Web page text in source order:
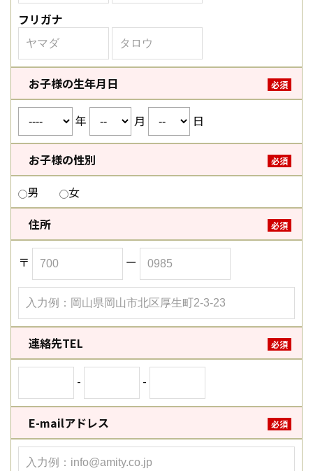
フリガナ
お子様の生年月日 必須
年 月 日
お子様の性別 必須
男
女
住所
必須
〒 ー
連絡先TEL 必須
- -
E-mailアドレス 必須